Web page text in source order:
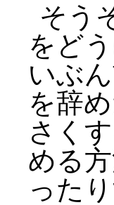
そう
をど
いぶ
を辞
さく
める
ったり